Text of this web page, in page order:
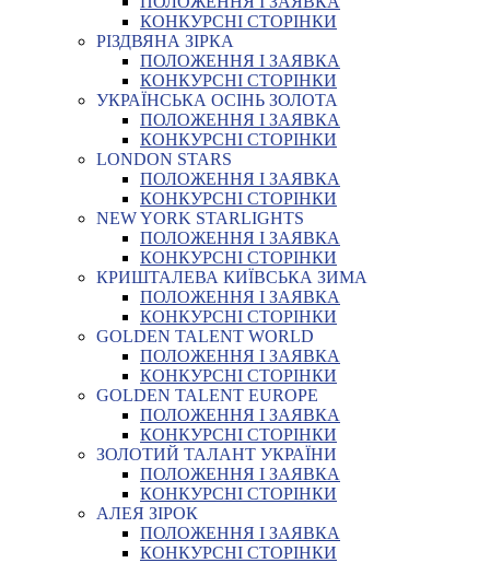
КОНКУРСНІ СТОРІНКИ
РІЗДВЯНА ЗІРКА
ПОЛОЖЕННЯ І ЗАЯВКА
КОНКУРСНІ СТОРІНКИ
УКРАЇНСЬКА ОСІНЬ ЗОЛОТА
ПОЛОЖЕННЯ І ЗАЯВКА
КОНКУРСНІ СТОРІНКИ
LONDON STARS
ПОЛОЖЕННЯ І ЗАЯВКА
КОНКУРСНІ СТОРІНКИ
NEW YORK STARLIGHTS
ПОЛОЖЕННЯ І ЗАЯВКА
КОНКУРСНІ СТОРІНКИ
КРИШТАЛЕВА КИЇВСЬКА ЗИМА
ПОЛОЖЕННЯ І ЗАЯВКА
КОНКУРСНІ СТОРІНКИ
GOLDEN TALENT WORLD
ПОЛОЖЕННЯ І ЗАЯВКА
КОНКУРСНІ СТОРІНКИ
GOLDEN TALENT EUROPE
ПОЛОЖЕННЯ І ЗАЯВКА
КОНКУРСНІ СТОРІНКИ
ЗОЛОТИЙ ТАЛАНТ УКРАЇНИ
ПОЛОЖЕННЯ І ЗАЯВКА
КОНКУРСНІ СТОРІНКИ
АЛЕЯ ЗІРОК
ПОЛОЖЕННЯ І ЗАЯВКА
КОНКУРСНІ СТОРІНКИ